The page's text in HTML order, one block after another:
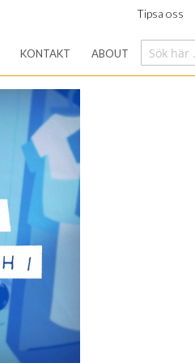
Tipsa oss
KONTAKT ABOUT